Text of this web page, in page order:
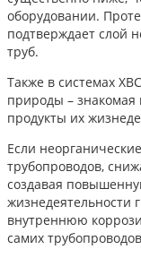
оборудовании.
подтверждает слой
труб.
Также в системах
природы – знакомая
продукты их
Если
трубопроводов,
создавая
жизнедеятельности
внутреннюю
самих